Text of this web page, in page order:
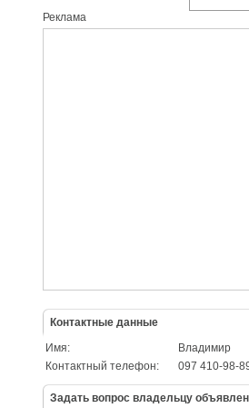
Реклама
Контактные данные
Имя:
Владимир
Контактный телефон:
097 410-98-
Задать вопрос владельцу